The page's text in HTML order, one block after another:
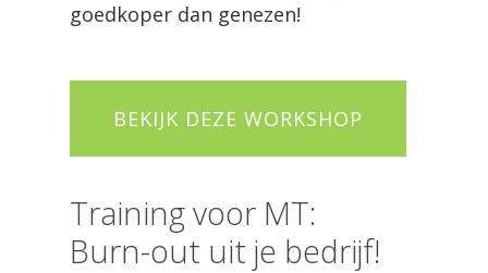
goedkoper dan genezen!
BEKIJK DEZE WORKSHOP
Training voor MT:
Burn-out uit je bedrijf!